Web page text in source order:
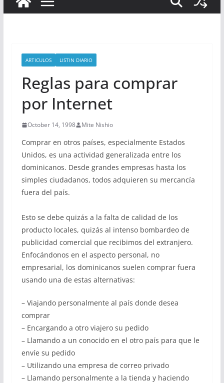
ARTICULOS LISTIN DIARIO
Reglas para comprar
por Internet
October 14, 1998 Mite Nishio
Comprar en otros países, especialmente Estados
Unidos, es una actividad generalizada entre los
dominicanos. Desde grandes empresas hasta los
simples ciudadanos, todos adquieren su mercancía
fuera del país.
Esto se debe quizás a la falta de calidad de los
producto locales, quizás al intenso bombardeo de
publicidad comercial que recibimos del extranjero.
Enfocándonos en el aspecto personal, no
empresarial, los dominicanos suelen comprar fuera
usando una de estas alternativas:
– Viajando personalmente al país donde desea
comprar
– Encargando a otro viajero su pedido
– Llamando a un conocido en el otro país para que le
envíe su pedido
– Utilizando una empresa de correo privado
– Llamando personalmente a la tienda y haciendo